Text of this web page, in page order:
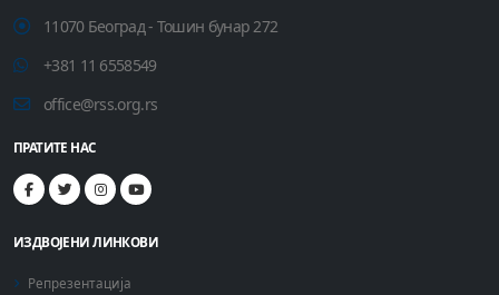
11070 Београд - Тошин бунар 272
+381 11 6558549
office@rss.org.rs
ПРАТИТЕ НАС
ИЗДВОЈЕНИ ЛИНКОВИ
Репрезентација